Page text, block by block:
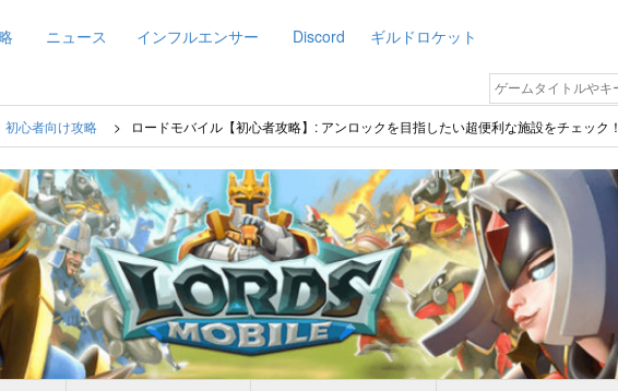
ニュース インフルエンサー Discord ギルドロケット
初心者向け攻略 ロードモバイル【初心者攻略】: アンロックを目指したい超便利な施設をチェック！